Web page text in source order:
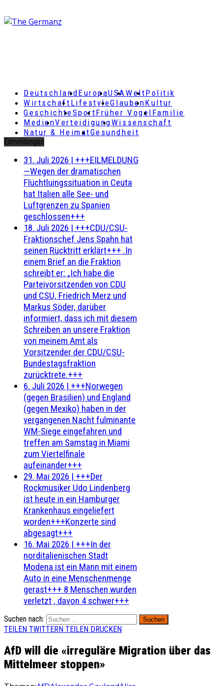
DeutschlandEuropaUSAWeltPolitik
Wirtschaft LifestyleGlaubenKultur
GeschichteSportFrüher Vogel Familie
MedienVerteidigungWissenschaft
Natur & HeimatGesundheit
Eilmeldungen
31. Juli 2026 | +++EILMELDUNG
—Wegen der dramatischen
Flüchtluingssituation in Ceuta
hat Italien alle See- und
Luftgrenzen zu Spanien
geschlossen+++
18. Juli 2026 | +++CDU/CSU-
Fraktionschef Jens Spahn hat
seinen Rücktritt erklärt+++ .In
einem Brief an die Fraktion
schreibt er: „Ich habe die
Parteivorsitzenden von CDU
und CSU, Friedrich Merz und
Markus Söder, darüber
informiert, dass ich mit diesem
Schreiben an unsere Fraktion
von meinem Amt als
Vorsitzender der CDU/CSU-
Bundestagsfraktion
zurücktrete.+++
6. Juli 2026 | +++Norwegen
(gegen Brasilien) und England
(gegen Mexiko) haben in der
vergangenen Nacht fulminante
WM-Siege eingefahren und
treffen am Samstag in Miami
zum Viertelfinale
aufeinander+++
29. Mai 2026 | +++Der
Rockmusiker Udo Lindenberg
ist heute in ein Hamburger
Krankenhaus eingeliefert
worden+++Konzerte sind
abgesagt+++
16. Mai 2026 | +++In der
norditalienischen Stadt
Modena ist ein Mann mit einem
Auto in eine Menschenmenge
gerast+++ 8 Menschen wurden
verletzt , davon 4 schwer+++
Suchen nach:
TEILEN TWITTERN TEILEN DRUCKEN
AfD will die «irreguläre Migration über das
Mittelmeer stoppen»